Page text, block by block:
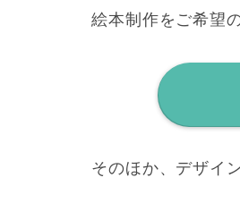
絵本制作をご希望
そのほか、デザイ